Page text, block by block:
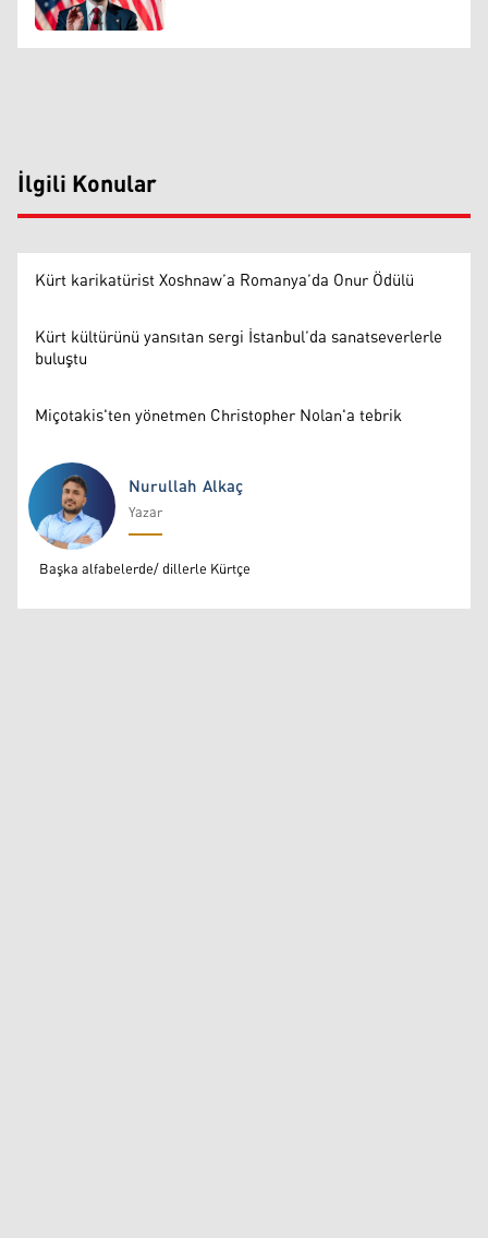
İlgili Konular
Kürt karikatürist Xoshnaw’a Romanya’da Onur Ödülü
Kürt kültürünü yansıtan sergi İstanbul’da sanatseverlerle
buluştu
Miçotakis'ten yönetmen Christopher Nolan'a tebrik
Nurullah Alkaç
Nurullah Alkaç
Yazar
Başka alfabelerde/ dillerle Kürtçe